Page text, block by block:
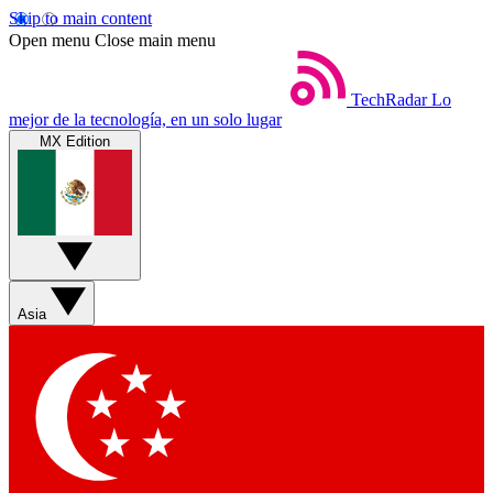
Skip to main content
Open menu Close main menu
TechRadar Lo
mejor de la tecnología, en un solo lugar
MX Edition
Asia